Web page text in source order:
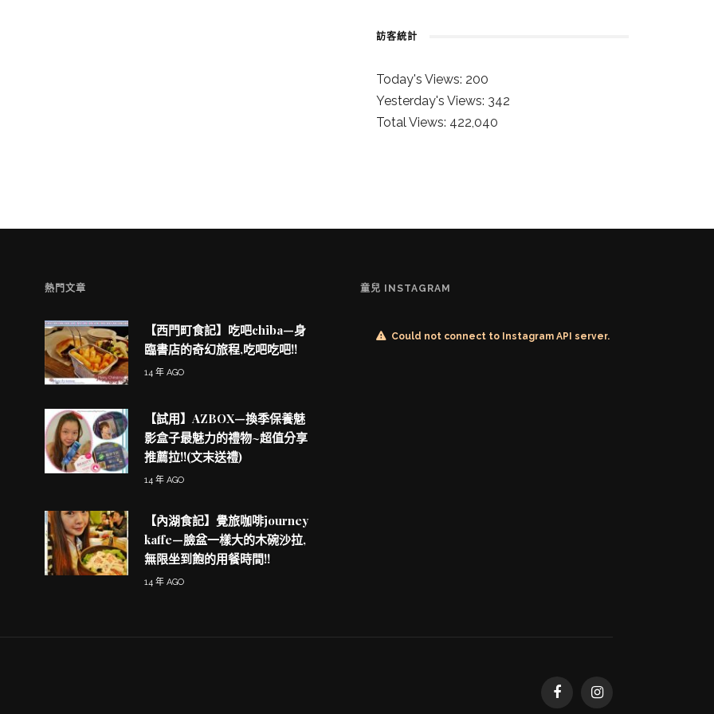
訪客統計
Today's Views: 200
Yesterday's Views: 342
Total Views: 422,040
童兒的 INSTAGRAM
熱門文章
【西門町食記】吃吧chiba—身
臨書店的奇幻旅程,吃吧吃吧!!
14 年 AGO
【試用】AZBOX—換季保養魅
影盒子最魅力的禮物~超值分享
推薦拉!!(文末送禮)
14 年 AGO
【內湖食記】覺旅咖啡journey
kaffe—臉盆一樣大的木碗沙拉,
無限坐到飽的用餐時間!!
14 年 AGO
童兒 INSTAGRAM
Could not connect to Instagram API server.